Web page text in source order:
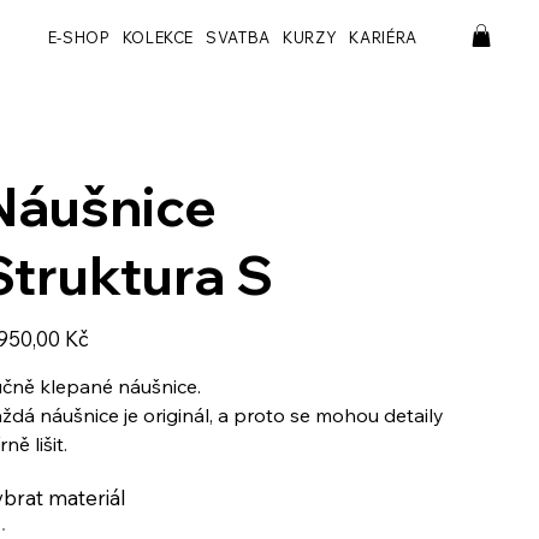
E-SHOP KOLEKCE SVATBA KURZY KARIÉRA
S
Kč
klepané náušnice.
náušnice je originál, a proto se mohou detaily
lišit.
materiál